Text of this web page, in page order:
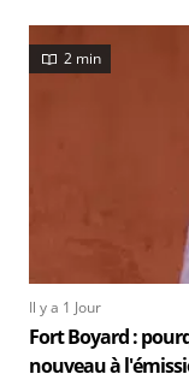
2 min
Il y a 1 Jour
Fort Boyard :
nouveau à